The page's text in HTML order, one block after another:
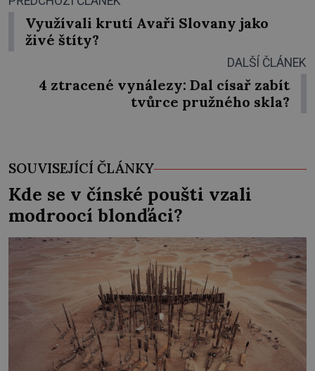
Využívali krutí Avaři Slovany jako
živé štíty?
DALŠÍ ČLÁNEK
4 ztracené vynálezy: Dal císař zabít
tvůrce pružného skla?
SOUVISEJÍCÍ ČLÁNKY
Kde se v čínské poušti vzali
modroocí blonďáci?